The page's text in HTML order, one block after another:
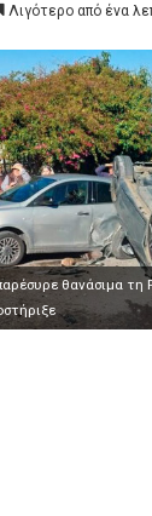
Λιγότερο από ένα
θανάσιμα τη